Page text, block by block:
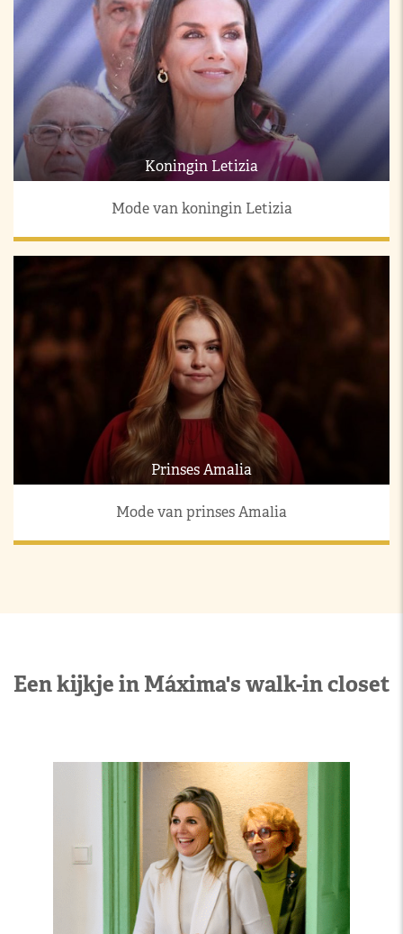
Koningin Letizia
Mode van koningin Letizia
Prinses Amalia
Mode van prinses Amalia
Een kijkje in Máxima's walk-in closet